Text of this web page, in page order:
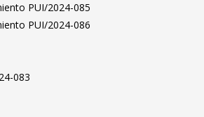
PUI/2024-085
PUI/2024-086
083